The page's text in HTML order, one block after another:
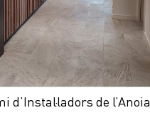
d’Instal·ladors de l’Anoia